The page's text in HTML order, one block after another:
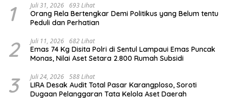
1 Juli 31, 2026 693 Lihat
Orang Rela Bertengkar Demi Politikus yang Belum tentu
Peduli dan Perhatian
2 Juli 11, 2026 682 Lihat
Emas 74 Kg Disita Polri di Sentul Lampaui Emas Puncak
Monas, Nilai Aset Setara 2.800 Rumah Subsidi
3 Juli 24, 2026 588 Lihat
LIRA Desak Audit Total Pasar Karangploso, Soroti
Dugaan Pelanggaran Tata Kelola Aset Daerah